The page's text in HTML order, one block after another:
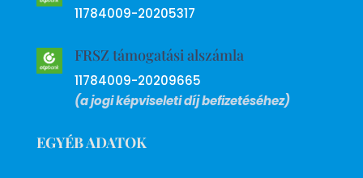
11784009-20205317
FRSZ támogatási alszámla
11784009-20209665
(a jogi képviseleti díj befizetéséhez)
EGYÉB ADATOK